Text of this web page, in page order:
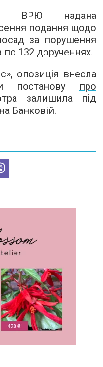
ВРЮ надана
подання щодо
за порушення
по 132 дорученнях.
опозиція внесла
постанову про
залишила під
Банковій.